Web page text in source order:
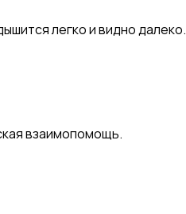
легко и видно далеко.
взаимопомощь.